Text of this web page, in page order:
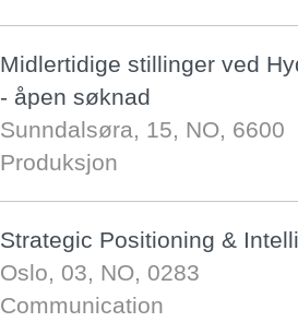
Midlertidige stillinger ved
- åpen søknad
Sunndalsøra, 15, NO, 6600
Produksjon
Strategic Positioning &
Oslo, 03, NO, 0283
Communication